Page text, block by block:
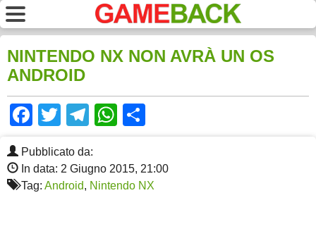
NINTENDO NX NON AVRÀ UN OS
ANDROID
Facebook
TwitterTelegram
WhatsApp
Pubblicato da:
In data: 2 Giugno 2015, 21:00
Tag: Android, Nintendo NX